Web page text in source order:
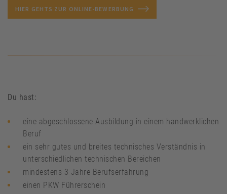
HIER GEHTS ZUR ONLINE-BEWERBUNG
Du hast:
eine abgeschlossene Ausbildung in einem handwerklichen
Beruf
ein sehr gutes und breites technisches Verständnis in
unterschiedlichen technischen Bereichen
mindestens 3 Jahre Berufserfahrung
einen PKW Führerschein